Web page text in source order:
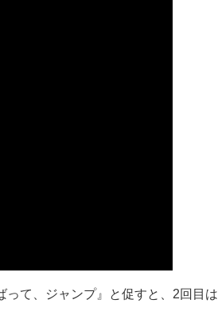
て、ジャンプ』と促すと、2回目は